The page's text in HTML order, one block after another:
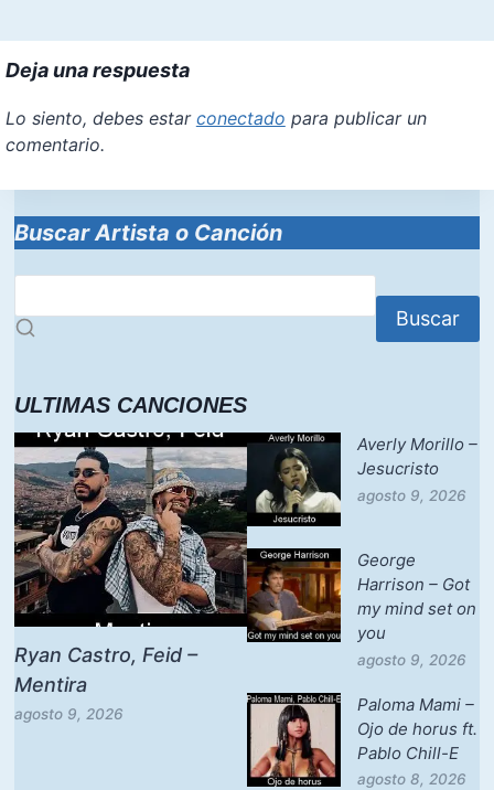
Deja una respuesta
Lo siento, debes estar conectado para publicar un
comentario.
Buscar Artista o Canción
Buscar
ULTIMAS CANCIONES
Ryan Castro, Feid –
Mentira
agosto 9, 2026
Averly Morillo –
Jesucristo
agosto 9, 2026
George
Harrison – Got
my mind set on
you
agosto 9, 2026
Paloma Mami –
Ojo de horus ft.
Pablo Chill-E
agosto 8, 2026